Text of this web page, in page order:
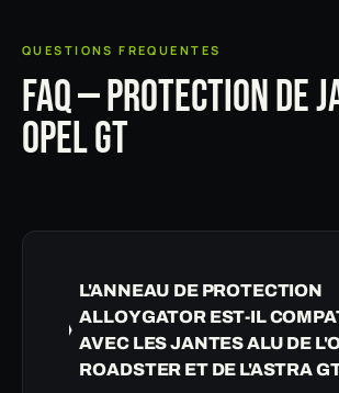
QUESTIONS FREQUENTES
FAQ — PROTECTION DE
OPEL GT
L'ANNEAU DE PROTECTION
ALLOYGATOR EST-IL
AVEC LES JANTES ALU DE
ROADSTER ET DE L'ASTRA